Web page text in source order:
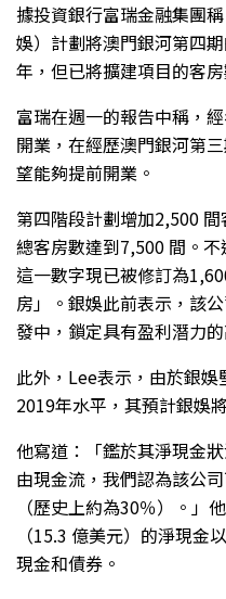
據投資銀行富瑞金融集團
娛）計劃將澳門銀河第四
年，但已將擴建項目的客
富瑞在週一的報告中稱，
開業，在經歷澳門銀河第
望能夠提前開業。
第四階段計劃增加2,500
總客房數達到7,500 間。
這一數字現已被修訂為
房」。銀娛此前表示，該
發中，鎖定具有盈利潛力
此外，Lee表示，由於銀
2019年水平，其預計銀娛
他寫道：「鑑於其淨現金
由現金流，我們認為該公
（歷史上約為30％）。」
（15.3 億美元）的淨現金
現金和債券。